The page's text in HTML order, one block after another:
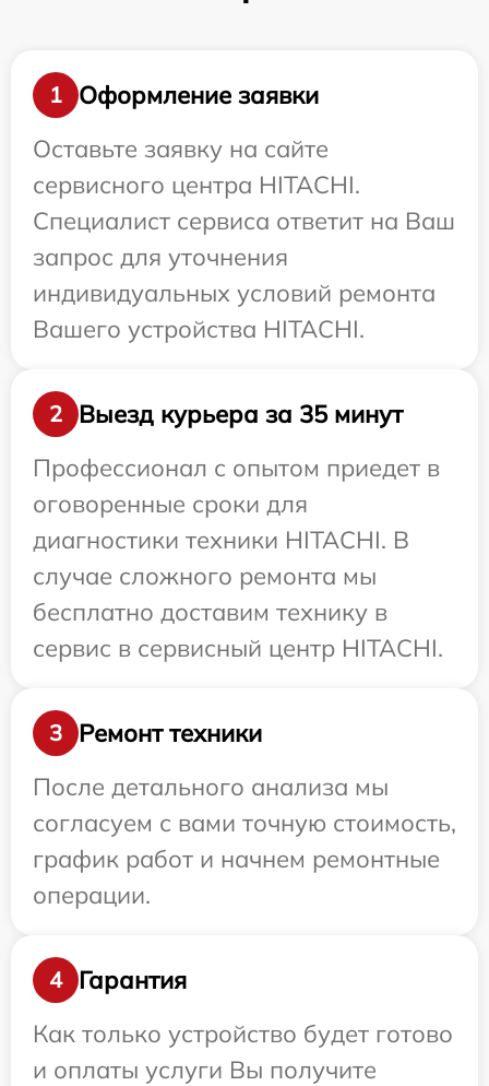
1
Оформление заявки
Оставьте заявку на сайте
сервисного центра HITACHI.
Специалист сервиса ответит на Ваш
запрос для уточнения
индивидуальных условий ремонта
Вашего устройства HITACHI.
2
Выезд курьера за 35 минут
Профессионал с опытом приедет в
оговоренные сроки для
диагностики техники HITACHI. В
случае сложного ремонта мы
бесплатно доставим технику в
сервис в сервисный центр HITACHI.
3
Ремонт техники
После детального анализа мы
согласуем с вами точную стоимость,
график работ и начнем ремонтные
операции.
4
Гарантия
Как только устройство будет готово
и оплаты услуги Вы получите